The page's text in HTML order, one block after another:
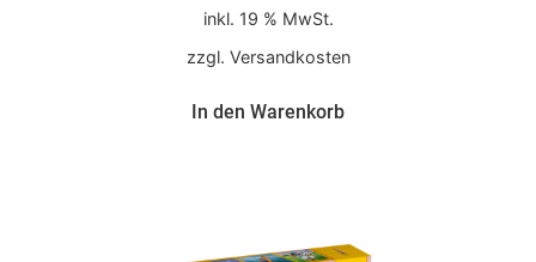
inkl. 19 % MwSt.
zzgl. Versandkosten
In den Warenkorb